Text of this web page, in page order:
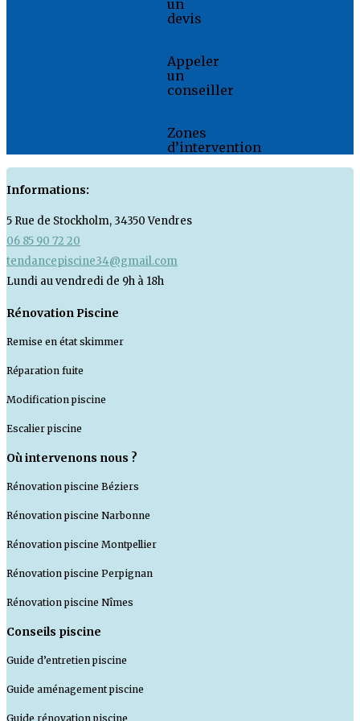
un
devis
Appeler
un
conseiller
Zones
d’intervention
Informations:
5 Rue de Stockholm, 34350 Vendres
06 85 90 72 20
tendancepiscine34@gmail.com
Lundi au vendredi de 9h à 18h
Rénovation Piscine
Remise en état skimmer
Réparation fuite
Modification piscine
Escalier piscine
Où intervenons nous ?
Rénovation piscine Béziers
Rénovation piscine Narbonne
Rénovation piscine Montpellier
Rénovation piscine Perpignan
Rénovation piscine Nîmes
Conseils piscine
Guide d’entretien piscine
Guide aménagement piscine
Guide rénovation piscine